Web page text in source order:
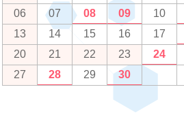
06
07 08 09 10
13
14 15 16 17
20
21 22 23 24
27
28 29 30